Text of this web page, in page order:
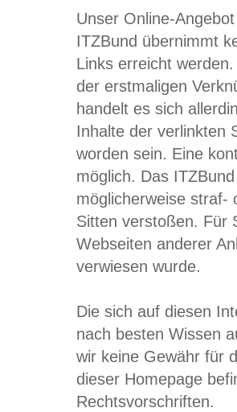
Unser Online-
ITZBund übernimmt
Links erreicht
der erstmaligen
handelt es sich
Inhalte der verlinkten
worden sein. Eine
möglich. Das
möglicherweise straf-
Sitten verstoßen. Für
Webseiten anderer
verwiesen wurde.
Die sich auf diesen
nach besten Wissen
wir keine Gewähr für
dieser Homepage
Rechtsvorschriften.